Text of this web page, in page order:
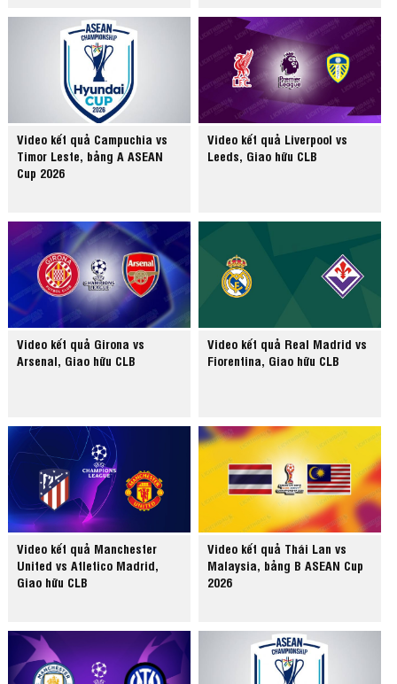
Video kết quả Campuchia vs
Timor Leste, bảng A ASEAN
Cup 2026
Video kết quả Liverpool vs
Leeds, Giao hữu CLB
Video kết quả Girona vs
Arsenal, Giao hữu CLB
Video kết quả Real Madrid vs
Fiorentina, Giao hữu CLB
Video kết quả Manchester
United vs Atletico Madrid,
Giao hữu CLB
Video kết quả Thái Lan vs
Malaysia, bảng B ASEAN Cup
2026